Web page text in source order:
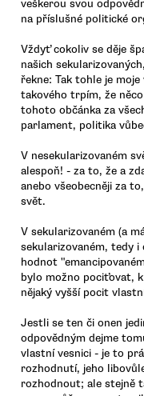
veškerou svou
na příslušné politické
Vždyť cokoliv se děje
našich
řekne: Tak tohle je
takového trpím, že
tohoto občánka za
parlament, politika
V nesekularizovaném
alespoň! - za to, že a
anebo všeobecněji za
svět.
V sekularizovaném (a
sekularizovaném, tedy i
hodnot
bylo možno pociťovat,
nějaký vyšší pocit
Jestli se ten či onen
odpovědným dejme
vlastní vesnici - je to
rozhodnutí, jeho
rozhodnout; ale stejně